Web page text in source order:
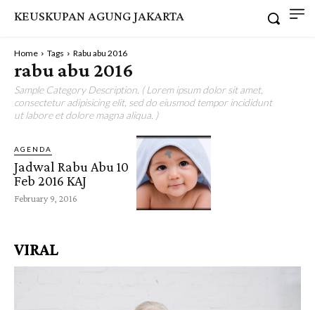
KEUSKUPAN AGUNG JAKARTA
Home Tags Rabu abu 2016
rabu abu 2016
Sample Category Description. ( Lorem ipsum dolor sit amet,
consectetur adipisicing elit, sed do eiusmod tempor incididunt
ut labore et dolore magna aliqua. )
AGENDA
Jadwal Rabu Abu 10
Feb 2016 KAJ
February 9, 2016
VIRAL